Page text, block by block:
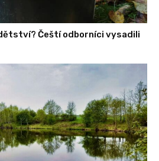
Čeští odborníci vysadili